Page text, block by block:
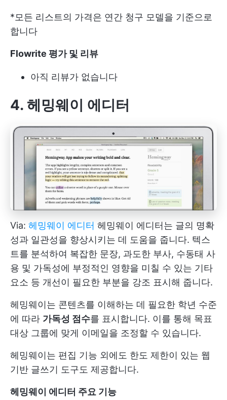
*모든 리스트의 가격은 연간 청구 모델을 기준으로
합니다
Flowrite 평가 및 리뷰
아직 리뷰가 없습니다
4. 헤밍웨이 에디터
Via: 헤밍웨이 에디터 헤밍웨이 에디터는 글의 명확
성과 일관성을 향상시키는 데 도움을 줍니다. 텍스
트를 분석하여 복잡한 문장, 과도한 부사, 수동태 사
용 및 가독성에 부정적인 영향을 미칠 수 있는 기타
요소 등 개선이 필요한 부분을 강조 표시해 줍니다.
헤밍웨이는 콘텐츠를 이해하는 데 필요한 학년 수준
에 따라 가독성 점수를 표시합니다. 이를 통해 목표
대상 그룹에 맞게 이메일을 조정할 수 있습니다.
헤밍웨이는 편집 기능 외에도 한도 제한이 있는 웹
기반 글쓰기 도구도 제공합니다.
헤밍웨이 에디터 주요 기능